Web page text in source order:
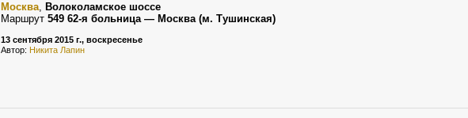
Москва, Волоколамское шоссе
Маршрут 549 62-я больница — Москва (м. Тушинская)
13 сентября 2015 г., воскресенье
Автор: Никита Лапин